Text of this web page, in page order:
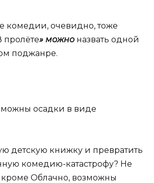
комедии, очевидно, тоже
пролёте» можноназвать одной
поджанре.
осадки в виде
детскую книжку и превратить
комедию-катастрофу? Не
Облачно, возможны